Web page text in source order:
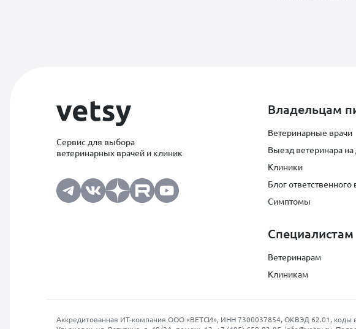
Сервис для выбора
ветеринарных врачей и клиник
Владельцам
Ветеринарные врачи
Выезд ветеринара
Клиники
Блог ответственного
Симптомы
Специалистам
Ветеринарам
Клиникам
Аккредитованная ИТ-компания ООО «ВЕТСИ», ИНН 7300037854, ОКВЭД 62.01, коды